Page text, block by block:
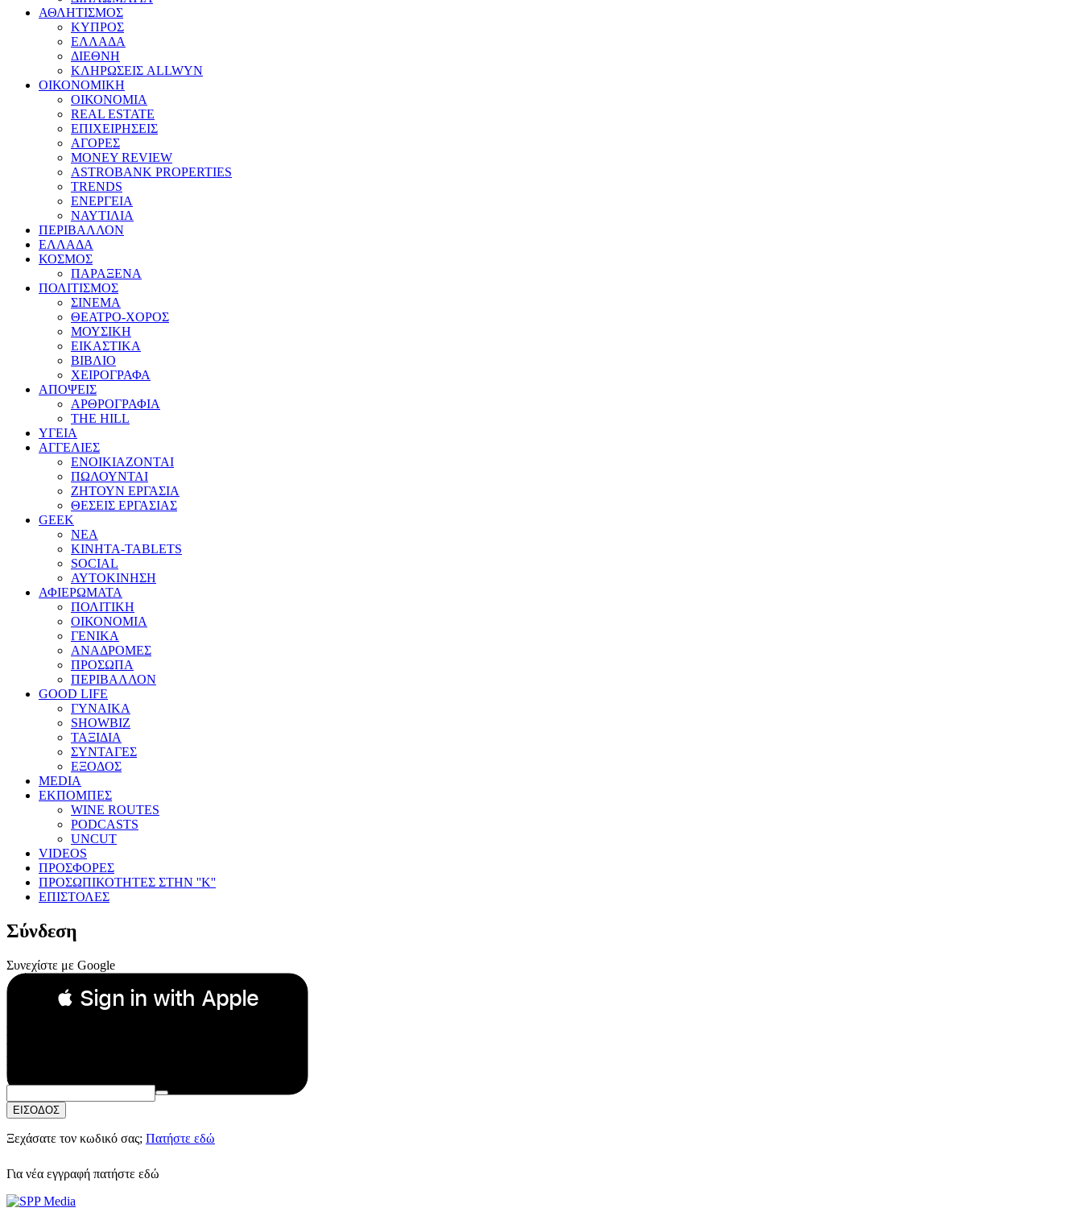
ΑΘΛΗΤΙΣΜΟΣ
ΚΥΠΡΟΣ
ΕΛΛΑΔΑ
ΔΙΕΘΝΗ
ΚΛΗΡΩΣΕΙΣ ALLWYN
ΟΙΚΟΝΟΜΙΚΗ
ΟΙΚΟΝΟΜΙΑ
REAL ESTATE
ΕΠΙΧΕΙΡΗΣΕΙΣ
ΑΓΟΡΕΣ
MONEY REVIEW
ASTROBANK PROPERTIES
TRENDS
ΕΝΕΡΓΕΙΑ
ΝΑΥΤΙΛΙΑ
ΠΕΡΙΒΑΛΛΟΝ
ΕΛΛΑΔΑ
ΚΟΣΜΟΣ
ΠΑΡΑΞΕΝΑ
ΠΟΛΙΤΙΣΜΟΣ
ΣΙΝΕΜΑ
ΘΕΑΤΡΟ-ΧΟΡΟΣ
ΜΟΥΣΙΚΗ
ΕΙΚΑΣΤΙΚΑ
ΒΙΒΛΙΟ
ΧΕΙΡΟΓΡΑΦΑ
ΑΠΟΨΕΙΣ
ΑΡΘΡΟΓΡΑΦΙΑ
THE HILL
ΥΓΕΙΑ
ΑΓΓΕΛΙΕΣ
ΕΝΟΙΚΙΑΖΟΝΤΑΙ
ΠΩΛΟΥΝΤΑΙ
ΖΗΤΟΥΝ ΕΡΓΑΣΙΑ
ΘΕΣΕΙΣ ΕΡΓΑΣΙΑΣ
GEEK
ΝΕΑ
ΚΙΝΗΤΑ-TABLETS
SOCIAL
ΑΥΤΟΚΙΝΗΣΗ
ΑΦΙΕΡΩΜΑΤΑ
ΠΟΛΙΤΙΚΗ
ΟΙΚΟΝΟΜΙΑ
ΓΕΝΙΚΑ
ΑΝΑΔΡΟΜΕΣ
ΠΡΟΣΩΠΑ
ΠΕΡΙΒΑΛΛΟΝ
GOOD LIFE
ΓΥΝΑΙΚΑ
SHOWBIZ
ΤΑΞΙΔΙΑ
ΣΥΝΤΑΓΕΣ
ΕΞΟΔΟΣ
MEDIA
ΕΚΠΟΜΠΕΣ
WINE ROUTES
PODCASTS
UNCUT
VIDEOS
ΠΡΟΣΦΟΡΕΣ
ΠΡΟΣΩΠΙΚΟΤΗΤΕΣ ΣΤΗΝ ''Κ''
ΕΠΙΣΤΟΛΕΣ
Σύνδεση
Συνεχίστε με Google
 Sign in with Apple
Συνεχίστε με Apple
ή
Email:
Κωδικός Πρόσβασης:
ΕΙΣΟΔΟΣ
Ξεχάσατε τον κωδικό σας; Πατήστε εδώ
Για νέα εγγραφή πατήστε εδώ